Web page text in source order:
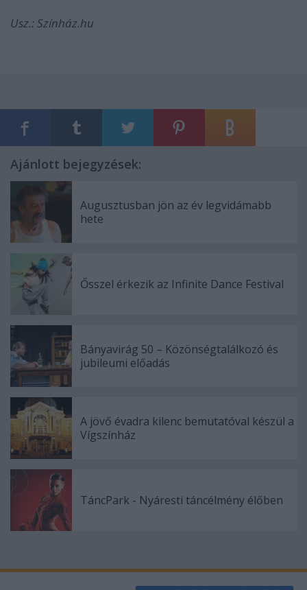
Usz.: Színház.hu
Ajánlott bejegyzések:
Augusztusban jön az év legvidámabb
hete
Ősszel érkezik az Infinite Dance Festival
Bányavirág 50 – Közönségtalálkozó és
jubileumi előadás
A jövő évadra kilenc bemutatóval készül a
Vígszínház
TáncPark - Nyáresti táncélmény élőben